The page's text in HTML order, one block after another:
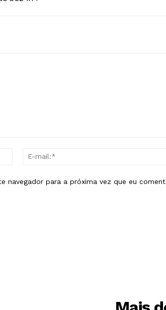
Nome:*
navegador para a próxima vez que eu